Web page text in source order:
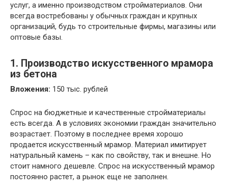
услуг, а именно производством стройматериалов. Они
всегда востребованы у обычных граждан и крупных
организаций, будь то строительные фирмы, магазины или
оптовые базы.
1. Производство искусственного мрамора
из бетона
Вложения: 150 тыс. рублей
Спрос на бюджетные и качественные стройматериалы
есть всегда. А в условиях экономии граждан значительно
возрастает. Поэтому в последнее время хорошо
продается искусственный мрамор. Материал имитирует
натуральный камень – как по свойству, так и внешне. Но
стоит намного дешевле. Спрос на искусственный мрамор
постоянно растет, а рынок еще не заполнен.